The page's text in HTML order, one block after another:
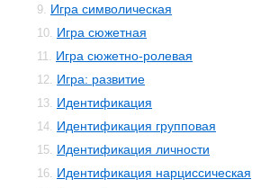
9. Игра символическая
10. Игра сюжетная
11. Игра сюжетно-ролевая
12. Игра: развитие
13. Идентификация
14. Идентификация групповая
15. Идентификация личности
16. Идентификация нарциссическая